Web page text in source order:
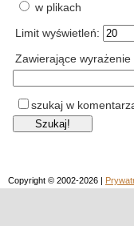
w plikach
Limit wyświetleń:
Zawierające wyrażenie
szukaj w
Copyright © 2002-2026 |